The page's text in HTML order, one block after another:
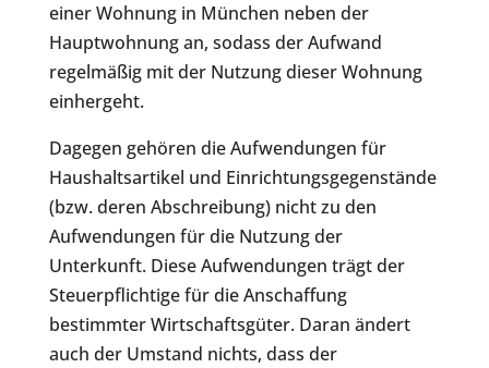
einer Wohnung in München neben der
Hauptwohnung an, sodass der Aufwand
regelmäßig mit der Nutzung dieser Wohnung
einhergeht.
Dagegen gehören die Aufwendungen für
Haushaltsartikel und Einrichtungsgegenstände
(bzw. deren Abschreibung) nicht zu den
Aufwendungen für die Nutzung der
Unterkunft. Diese Aufwendungen trägt der
Steuerpflichtige für die Anschaffung
bestimmter Wirtschaftsgüter. Daran ändert
auch der Umstand nichts, dass der